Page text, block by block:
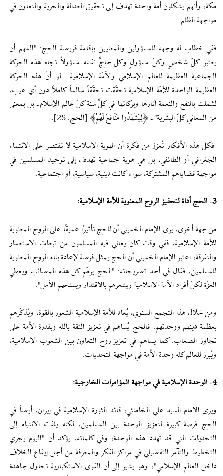
مكة، وأنهم يشكلون أمة واحدة تهدف إلى تحقيق العدالة والحرية والتعاون في
مواجهة الظلم.
ففي خطاب له وجهه للمسؤولين والمعنيين بإقامة فريضة الحج: "المهم أن
يعتبر كلّ شخصٍ وكلّ مسؤولٍ وكل حاجٍّ نفسه مسؤولاً تجاه هذه الحركة
الجماعية العظيمة للعالم الإسلامي والأمّة الإسلامية.. لو أنّ هذه الحركة
العظيمة الواحدة للأمّة الإسلامية تحقّقت تحقّقاً سالماً كاملاً دون أي عيب،
لشملت بالنفع والنعمة آثارها وبركاتها في كلِّ سنة كلّ عالم الإسلام ـ بل بمعنى
من المعاني كلّ البشرية" ـ ﴿لِيَشْهَدُوا مَنَافِعَ لَهُمْ﴾ [الحج: 28].
فكل هذه الأفكار تُعزز من فكرة أن الهوية الإسلامية لا تقتصر على الانتماء
الجغرافي أو الطائفي، بل هي هوية جماعية تهدف إلى توحيد المسلمين في
مواجهة قضاياهم المشتركة، سواء كانت دينية، سياسية، أو اجتماعية.
3. الحج أداة لتحفيز الروح المعنوية للأمة الإسلامية:
من جهة أخرى، يرى الإمام الخميني أن للحج تأثيرًا عميقًا على الروح المعنوية
للأمة الإسلامية، ففي وقت كان يعاني فيه المسلمون من تبعات الاستعمار
والتفرقة، اعتبر الإمام الخميني أن الحج يمثل فرصة لإعادة بناء الروح المعنوية
للمسلمين، فقال في أحد تصريحاته: "الحج يرمّم كل هذه المصائب ويعطي
العزّة لكلّ أفراد الأمة الإسلامية ويشعرهم بالاقتدار ويمنحهم الأمل".
ومن خلال هذا التجمع السنوي، يُعاد للأمة الإسلامية الشعور بالقوة، ويُذكّرهم
بعظمة دينهم ووحدتهم. فالحج يُساهم في تعزيز الثقة بالله وبقدرة الأمة على
تجاوز الصعاب. كما يساهم في تعزيز روح التعاون بين الشعوب الإسلامية،
ويُبرز للعالم كله وحدة الأمة في مواجهة التحديات.
4. الوحدة الإسلامية في مواجهة المؤامرات الخارجية:
ويرى الامام السيد علي الخامنئي، قائد الثورة الإسلامية في إيران، أيضاً في
الحج فرصة كبيرة لتعزيز الوحدة بين المسلمين، لكنه يلفت الانتباه إلى
التحديات التي قد تهدد هذه الوحدة، وفي كلماته، يؤكد أن "اليوم يجري
التخطيط والتآمر التفصيلي في مراكز الفكر والمعرفة من أجل إيقاع الخلاف
داخل العالم الإسلامي"، وهو يشير إلى أن القوى الاستكبارية تحاول جاهدة